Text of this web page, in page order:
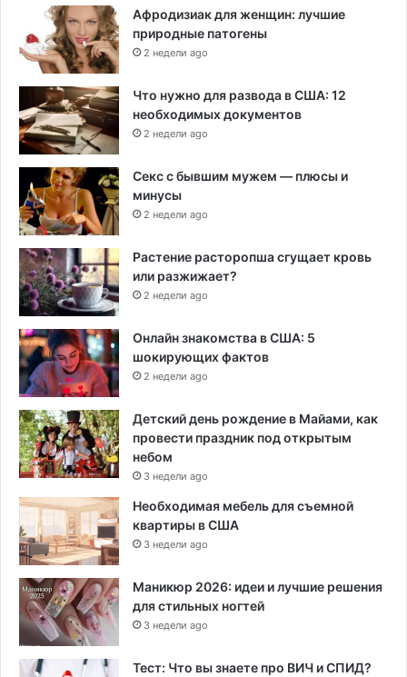
Афродизиак для женщин: лучшие
природные патогены
2 недели ago
Что нужно для развода в США: 12
необходимых документов
2 недели ago
Секс с бывшим мужем — плюсы и
минусы
2 недели ago
Растение расторопша сгущает кровь
или разжижает?
2 недели ago
Онлайн знакомства в США: 5
шокирующих фактов
2 недели ago
Детский день рождение в Майами, как
провести праздник под открытым
небом
3 недели ago
Необходимая мебель для съемной
квартиры в США
3 недели ago
Маникюр 2026: идеи и лучшие решения
для стильных ногтей
3 недели ago
Тест: Что вы знаете про ВИЧ и СПИД?